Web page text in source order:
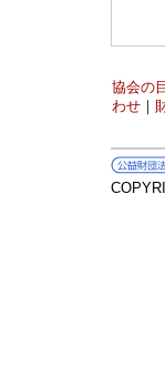
協会の
わせ ｜